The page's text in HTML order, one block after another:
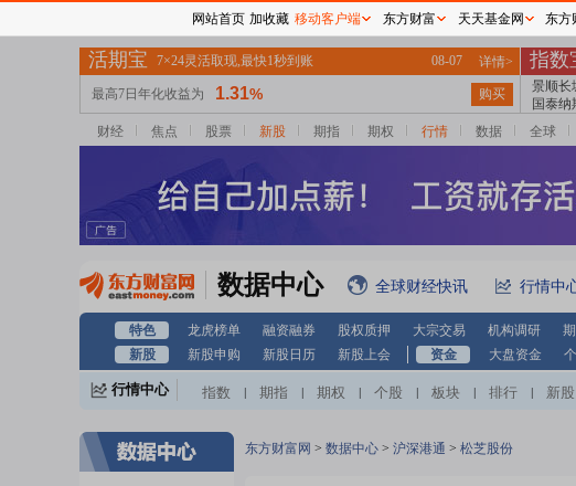
财经 焦点 股票 新股 期指 期权 行情 数据 全球
数据中心 全球财经快讯 行情中
特色 龙虎榜单 融资融券 股权质押 大宗交易 机构调研
新股
新股申购 新股日历 新股上会 资金 大盘资金
行情中心 指数 期指 期权 个股 板块 排行 新股
东方财富网 > 数据中心 > 沪深港通 > 松芝股份
网站首页 加收藏 移动客户端 东方财富 天天基金网 东方